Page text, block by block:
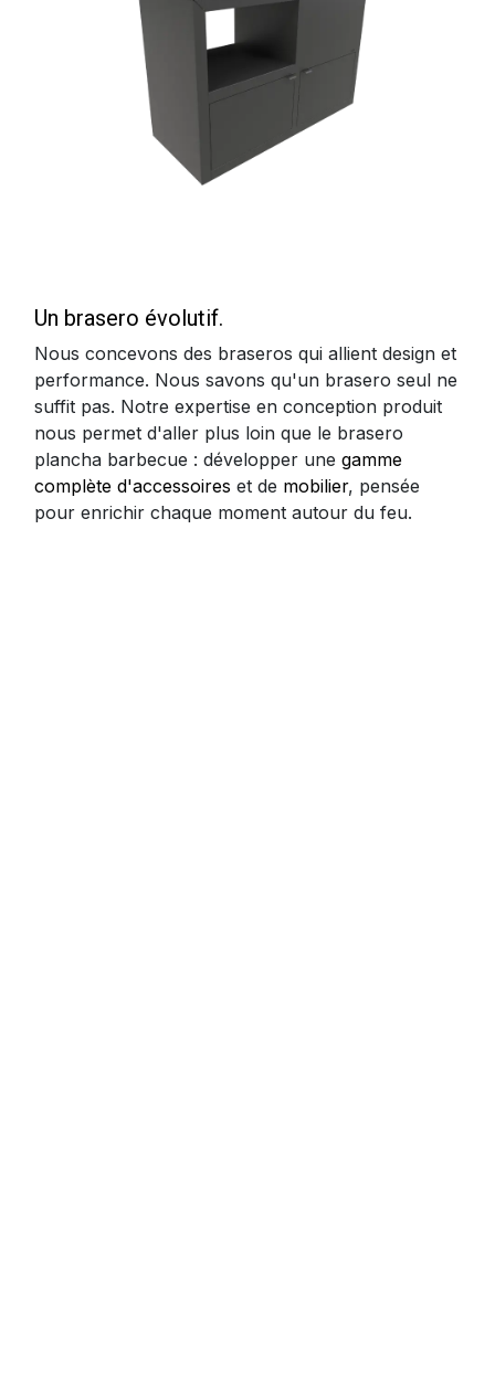
Un brasero évolutif.
Nous concevons des braseros qui allient design et
performance. Nous savons qu'un brasero seul ne
suffit pas. Notre expertise en conception produit
nous permet d'aller plus loin que le brasero
plancha barbecue : développer une gamme
complète d'accessoires et de mobilier, pensée
pour enrichir chaque moment autour du feu.